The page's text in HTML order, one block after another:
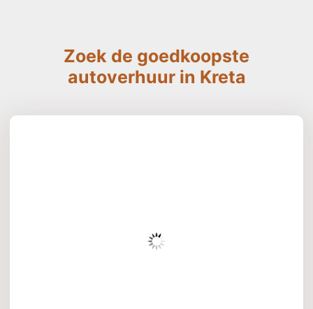
Zoek de goedkoopste
autoverhuur in Kreta